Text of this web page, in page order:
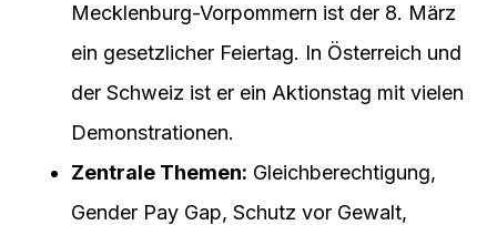
Mecklenburg-Vorpommern ist der 8. März
ein gesetzlicher Feiertag. In Österreich und
der Schweiz ist er ein Aktionstag mit vielen
Demonstrationen.
Zentrale Themen: Gleichberechtigung,
Gender Pay Gap, Schutz vor Gewalt,